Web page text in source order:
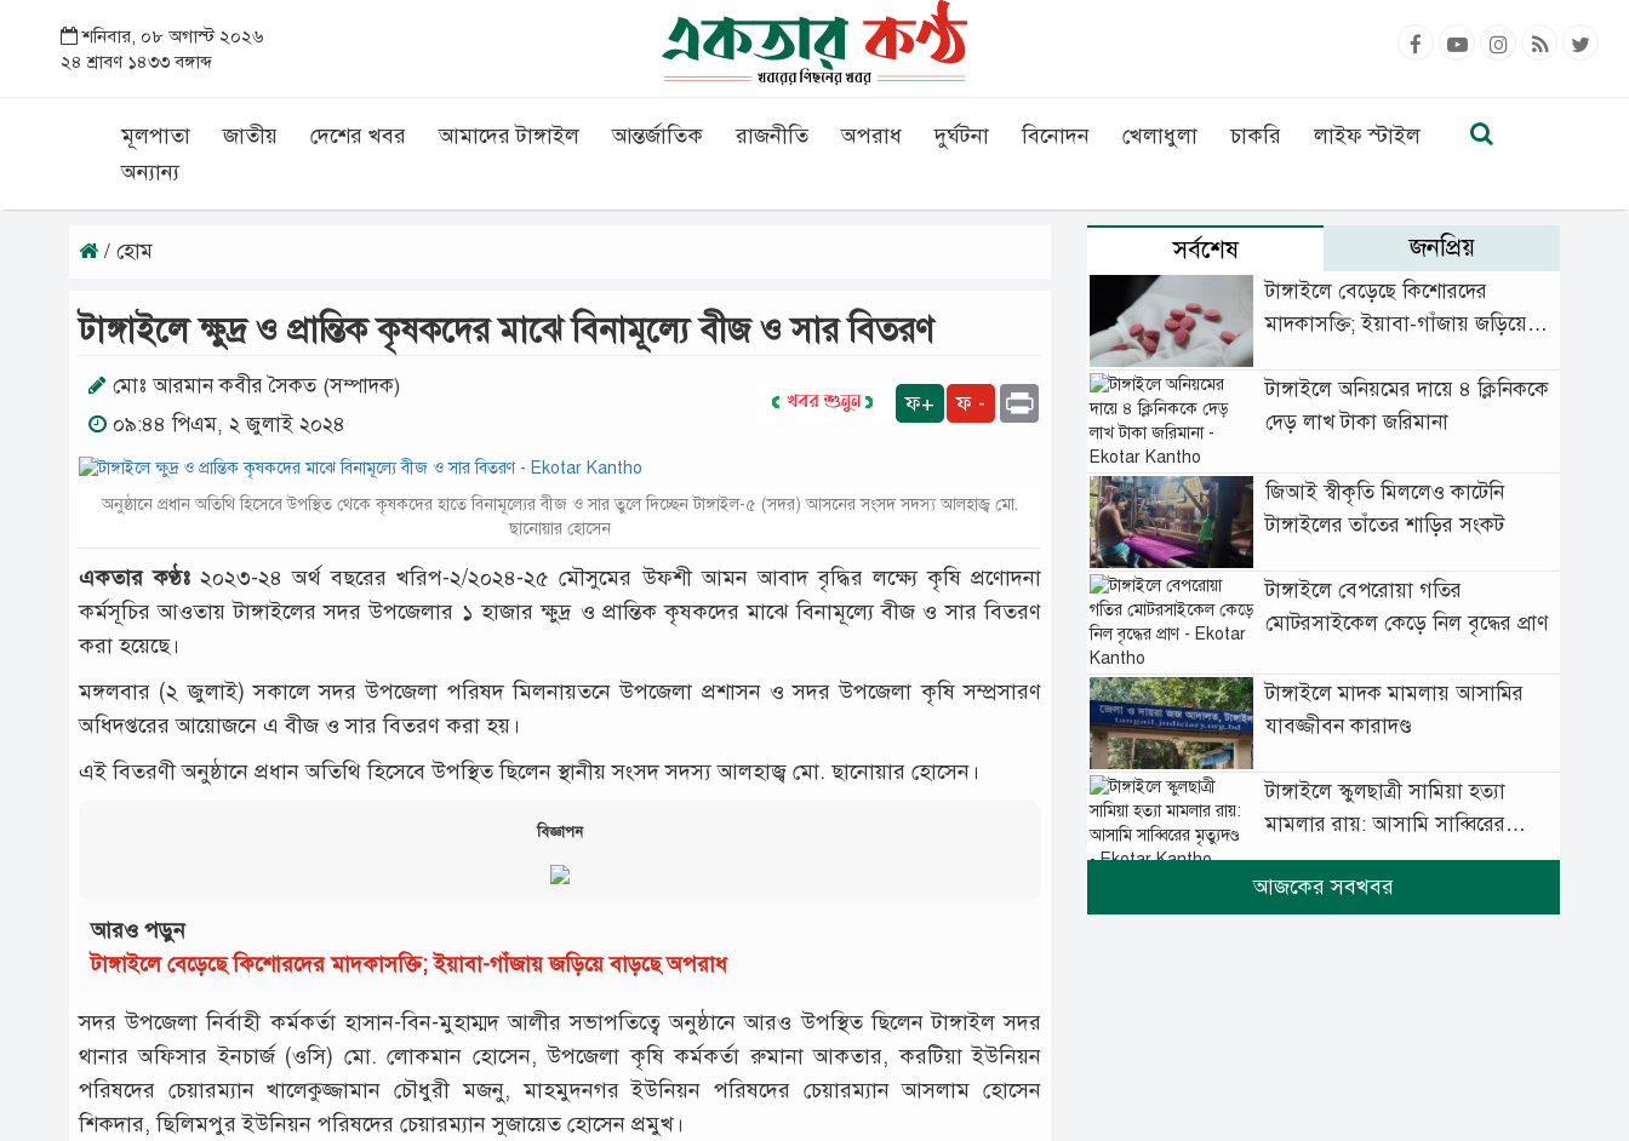
শনিবার, ০৮ অগাস্ট ২০২৬
২৪ শ্রাবণ ১৪৩৩ বঙ্গাব্দ
মূলপাতা জাতীয় দেশের খবর আমাদের টাঙ্গাইল আন্তর্জাতিক রাজনীতি অপরাধ দুর্ঘটনা বিনোদন খেলাধুলা চাকরি
লাইফ স্টাইল
অন্যান্য
/ হোম
টাঙ্গাইলে ক্ষুদ্র ও প্রান্তিক কৃষকদের মাঝে বিনামূল্যে বীজ ও সার বিতরণ
মোঃ আরমান কবীর সৈকত (সম্পাদক)
০৯:৪৪ পিএম, ২ জুলাই ২০২৪
ফ+ ফ - Print
অনুষ্ঠানে প্রধান অতিথি হিসেবে উপস্থিত থেকে কৃষকদের হাতে বিনামূল্যের বীজ ও সার তুলে দিচ্ছেন টাঙ্গাইল-৫ (সদর) আসনের সংসদ সদস্য আলহাজ্ব মো.
ছানোয়ার হোসেন
একতার কণ্ঠঃ ২০২৩-২৪ অর্থ বছরের খরিপ-২/২০২৪-২৫ মৌসুমের উফশী আমন আবাদ বৃদ্ধির লক্ষ্যে কৃষি প্রণোদনা
কর্মসূচির আওতায় টাঙ্গাইলের সদর উপজেলার ১ হাজার ক্ষুদ্র ও প্রান্তিক কৃষকদের মাঝে বিনামূল্যে বীজ ও সার বিতরণ
করা হয়েছে।
মঙ্গলবার (২ জুলাই) সকালে সদর উপজেলা পরিষদ মিলনায়তনে উপজেলা প্রশাসন ও সদর উপজেলা কৃষি সম্প্রসারণ
অধিদপ্তরের আয়োজনে এ বীজ ও সার বিতরণ করা হয়।
এই বিতরণী অনুষ্ঠানে প্রধান অতিথি হিসেবে উপস্থিত ছিলেন স্থানীয় সংসদ সদস্য আলহাজ্ব মো. ছানোয়ার হোসেন।
বিজ্ঞাপন
আরও পড়ুন
টাঙ্গাইলে বেড়েছে কিশোরদের মাদকাসক্তি; ইয়াবা-গাঁজায় জড়িয়ে বাড়ছে অপরাধ
সদর উপজেলা নির্বাহী কর্মকর্তা হাসান-বিন-মুহাম্মদ আলীর সভাপতিত্বে অনুষ্ঠানে আরও উপস্থিত ছিলেন টাঙ্গাইল সদর
থানার অফিসার ইনচার্জ (ওসি) মো. লোকমান হোসেন, উপজেলা কৃষি কর্মকর্তা রুমানা আকতার, করটিয়া ইউনিয়ন
পরিষদের চেয়ারম্যান খালেকুজ্জামান চৌধুরী মজনু, মাহমুদনগর ইউনিয়ন পরিষদের চেয়ারম্যান আসলাম হোসেন
শিকদার, ছিলিমপুর ইউনিয়ন পরিষদের চেয়ারম্যান সুজায়েত হোসেন প্রমুখ।
সর্বশেষ জনপ্রিয়
টাঙ্গাইলে বেড়েছে কিশোরদের
মাদকাসক্তি; ইয়াবা-গাঁজায় জড়িয়ে
টাঙ্গাইলে অনিয়মের দায়ে ৪ ক্লিনিককে
দেড় লাখ টাকা জরিমানা
জিআই স্বীকৃতি মিললেও কাটেনি
টাঙ্গাইলের তাঁতের শাড়ির সংকট
টাঙ্গাইলে বেপরোয়া গতির
মোটরসাইকেল কেড়ে নিল বৃদ্ধের প্রাণ
টাঙ্গাইলে মাদক মামলায় আসামির
যাবজ্জীবন কারাদণ্ড
টাঙ্গাইলে স্কুলছাত্রী সামিয়া হত্যা
মামলার রায়: আসামি সাব্বিরের
মৃত্যুদণ্ড
টানা বৃষ্টিতে টাঙ্গাইলে বিপর্যস্ত